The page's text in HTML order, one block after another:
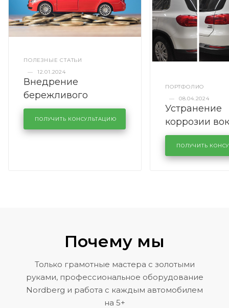
ПОЛЕЗНЫЕ СТАТЬИ
—
12.01.2024
Внедрение
бережливого
производства в
кузовном сервисе
KUTUZOVV
ПОЛУЧИТЬ КОНСУЛЬТАЦИЮ
ПОРТФОЛИО
—
08.04.2024
Устранение
коррозии
лобового
районе
Volkswagen
ПОЛУЧИТЬ
Почему мы
Только грамотные мастера с золотыми
руками, профессиональное оборудование
Nordberg и работа с каждым автомобилем
на 5+